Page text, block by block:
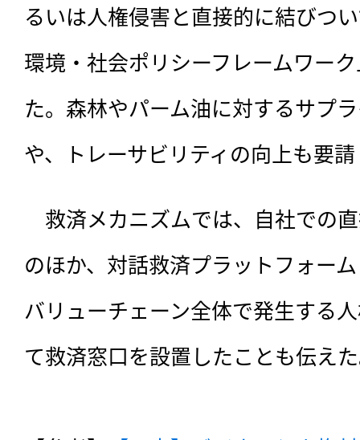
るいは人権侵害と直接的に結びつ
環境・社会ポリシーフレームワー
た。森林やパーム油に対するサプ
や、トレーサビリティの向上も要
救済メカニズムでは、自社での
のほか、対話救済プラットフォー
バリューチェーン全体で発生する
て救済窓口を設置したことも伝え